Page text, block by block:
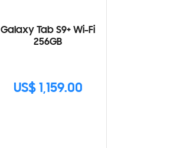
Galaxy Tab S9+ Wi-Fi
256GB
US$ 1,159.00